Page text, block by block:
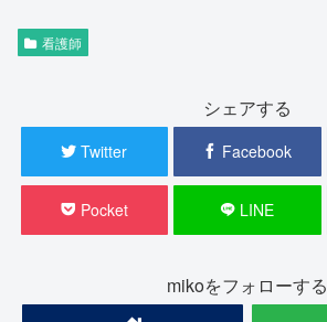
看護師
シェアする
Twitter Facebook
Pocket LINE
mikoをフォローする